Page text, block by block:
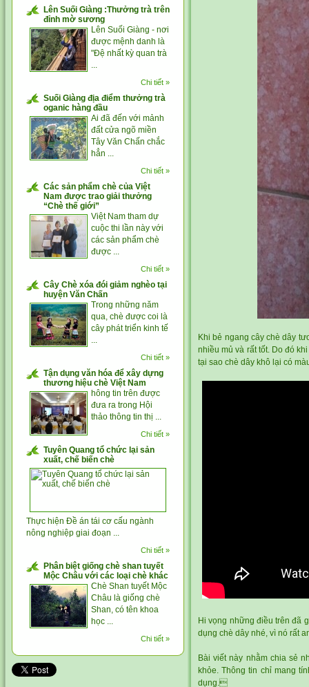
Lên Suối Giàng :Thưởng trà trên
đỉnh mờ sương
Lên Suối Giàng - nơi
được mệnh danh là
"Đệ nhất kỳ quan trà
...
Chi tiết »
Suối Giàng địa điểm thưởng trà
oganic hàng đầu
Ai đã đến với mảnh
đất cửa ngõ miền
Tây Văn Chấn chắc
hẳn ...
Chi tiết »
Các sản phẩm chè của Việt
Nam được trao giải thưởng
“Chè thế giới”
Việt Nam tham dự
cuộc thi lần này với
các sản phẩm chè
được ...
Chi tiết »
Cây Chè xóa đói giảm nghèo tại
huyện Văn Chấn
Trong những năm
qua, chè được coi là
cây phát triển kinh tế
...
Chi tiết »
Tận dụng văn hóa để xây dựng
thương hiệu chè Việt Nam
hông tin trên được
đưa ra trong Hội
thảo thông tin thị ...
Chi tiết »
Tuyên Quang tổ chức lại sản
xuất, chế biến chè
Thực hiện Đề án tái cơ cấu ngành
nông nghiệp giai đoạn ...
Chi tiết »
Phân biệt giống chè shan tuyết
Mộc Châu với các loại chè khác
Chè Shan tuyết Mộc
Châu là giống chè
Shan, có tên khoa
học ...
Chi tiết »
Khi bẻ ngang cây chè dây
nhiều mủ và rất tốt. Do đó
tại sao chè dây khô lại có
Hi vọng những điều trên đã
dụng chè dây nhé, vì nó rất
Bài viết này nhằm chia sẻ
khỏe. Thông tin chỉ mang
dụng.